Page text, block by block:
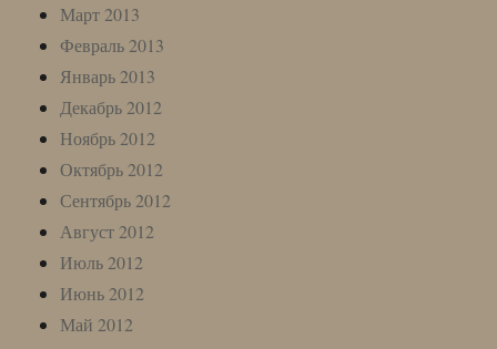
Март 2013
Февраль 2013
Январь 2013
Декабрь 2012
Ноябрь 2012
Октябрь 2012
Сентябрь 2012
Август 2012
Июль 2012
Июнь 2012
Май 2012